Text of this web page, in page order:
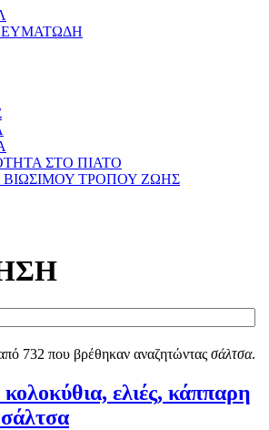
ΣΤΟ ΠΙΑΤΟ
ΤΡΟΠΟΥ ΖΩΗΣ
732 που βρέθηκαν αναζητώντας σάλτσα.
ελιές, κάππαρη
σάλτσα